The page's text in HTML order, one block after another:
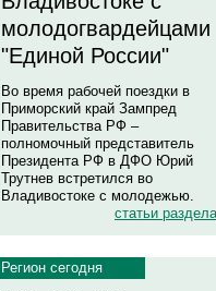
молодогвардейцами
"Единой России"
Во время рабочей поездки в
Приморский край Зампред
Правительства РФ –
полномочный представитель
Президента РФ в ДФО Юрий
Трутнев встретился во
Владивостоке с молодежью.
статьи раздела
Регион сегодня